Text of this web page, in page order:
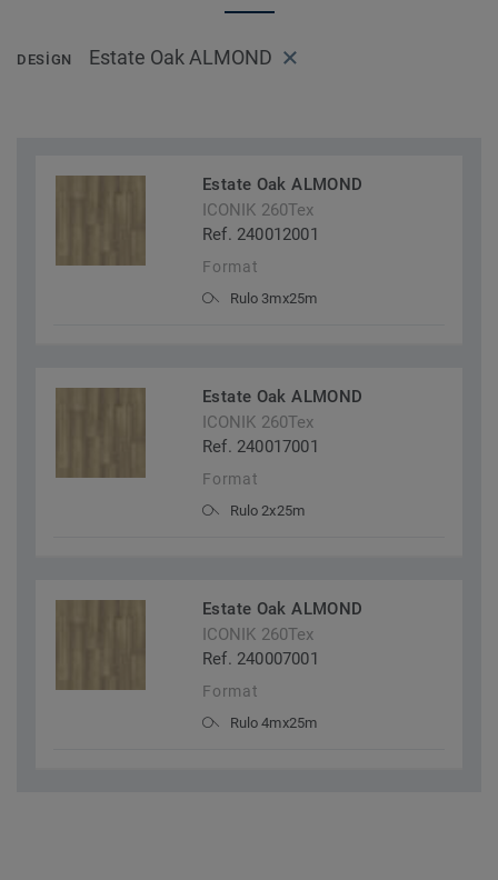
DESIGN Estate Oak ALMOND
Estate Oak ALMOND
ICONIK 260Tex
Ref. 240012001
Format
Rulo 3mx25m
Estate Oak ALMOND
ICONIK 260Tex
Ref. 240017001
Format
Rulo 2x25m
Estate Oak ALMOND
ICONIK 260Tex
Ref. 240007001
Format
Rulo 4mx25m